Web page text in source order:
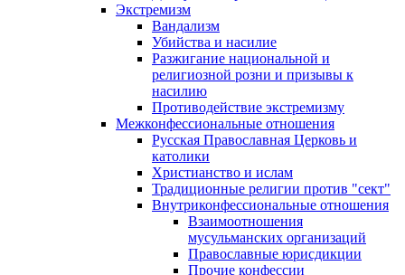
Экстремизм
Вандализм
Убийства и насилие
Разжигание национальной и
религиозной розни и призывы к
насилию
Противодействие экстремизму
Межконфессиональные отношения
Русская Православная Церковь и
католики
Христианство и ислам
Традиционные религии против "сект"
Внутриконфессиональные отношения
Взаимоотношения
мусульманских организаций
Православные юрисдикции
Прочие конфессии